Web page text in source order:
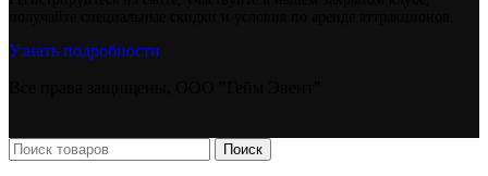
Узнать подробности
Поиск